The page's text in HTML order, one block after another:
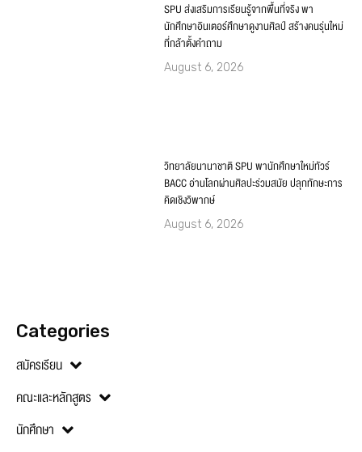
SPU ส่งเสริมการเรียนรู้จากพื้นที่จริง พา
นักศึกษาอินเตอร์ศึกษาดูงานศิลป์ สร้างคนรุ่นใหม่
ที่กล้าตั้งคำถาม
August 6, 2026
วิทยาลัยนานาชาติ SPU พานักศึกษาใหม่ทัวร์
BACC อ่านโลกผ่านศิลปะร่วมสมัย ปลุกทักษะการ
คิดเชิงวิพากษ์
August 6, 2026
Categories
สมัครเรียน
คณะและหลักสูตร
นักศึกษา